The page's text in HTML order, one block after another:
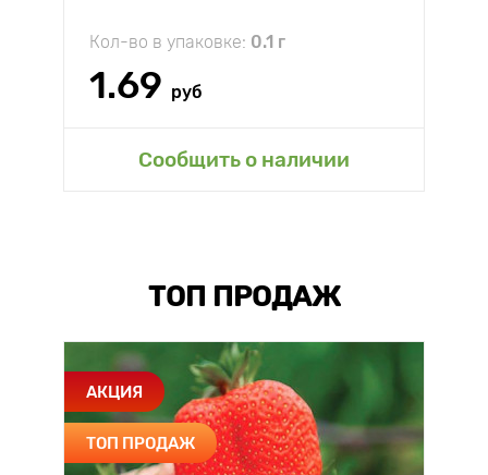
Кол-во в упаковке: 0.1 г
1.69 руб
Сообщить о наличии
ТОП ПРОДАЖ
АКЦИЯ
ТОП ПРОДАЖ